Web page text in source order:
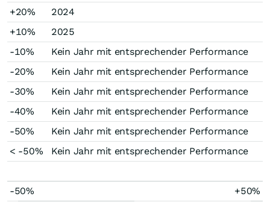
+20%
2024
+10%
2025
-10%
Kein Jahr mit entsprechender Performance
-20%
Kein Jahr mit entsprechender Performance
-30%
Kein Jahr mit entsprechender Performance
-40%
Kein Jahr mit entsprechender Performance
-50%
Kein Jahr mit entsprechender Performance
< -50%
Kein Jahr mit entsprechender Performance
-50% +50%